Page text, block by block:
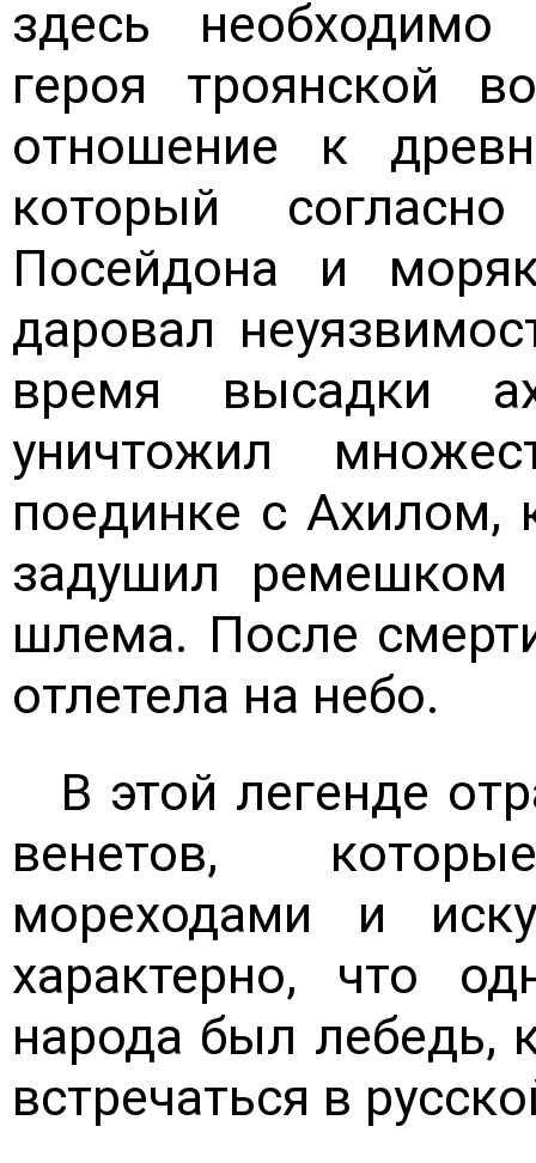
здесь
героя троянской
отношение к
который
Посейдона и
даровал
время высадки
уничтожил
поединке с Ахилом,
задушил ремешком
шлема. После
отлетела на небо.
В этой легенде
венетов,
мореходами и
характерно, что
народа был лебедь,
встречаться в